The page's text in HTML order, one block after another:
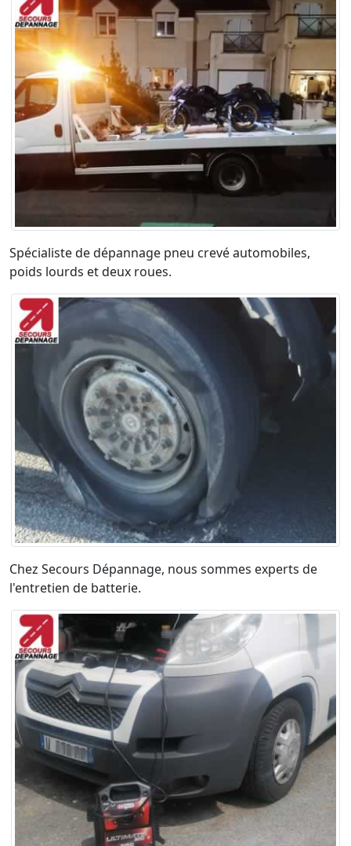
Spécialiste de dépannage pneu crevé automobiles,
poids lourds et deux roues.
Chez Secours Dépannage, nous sommes experts de
l'entretien de batterie.